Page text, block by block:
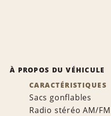
À PROPOS DU VÉHICULE
CARACTÉRISTIQUES
Sacs gonflables
Radio stéréo AM/FM